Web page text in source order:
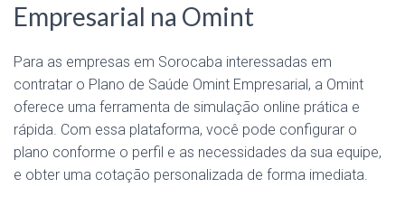
Empresarial na Omint
Para as empresas em Sorocaba interessadas em
contratar o Plano de Saúde Omint Empresarial, a Omint
oferece uma ferramenta de simulação online prática e
rápida. Com essa plataforma, você pode configurar o
plano conforme o perfil e as necessidades da sua equipe,
e obter uma cotação personalizada de forma imediata.